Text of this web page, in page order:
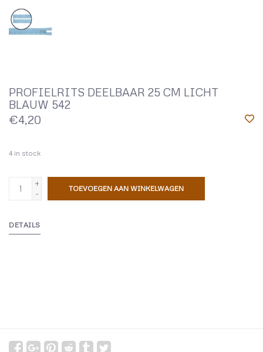
PROFIELRITS DEELBAAR 25 CM LICHT
BLAUW 542
€4,20
4 in stock
+
-
TOEVOEGEN AAN WINKELWAGEN
DETAILS